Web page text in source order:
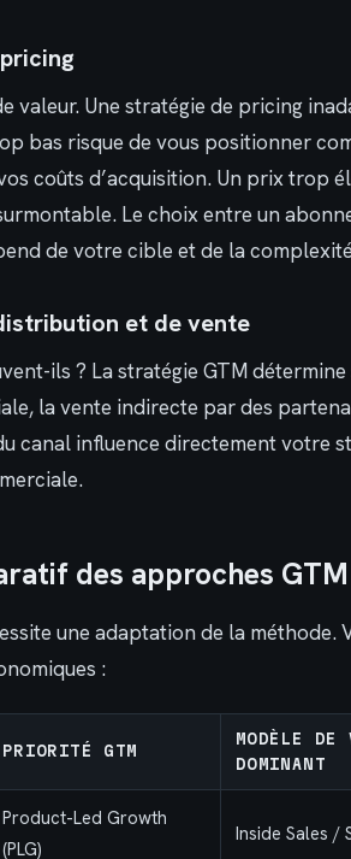
valeur. Une stratégie de pricing
bas risque de vous positionner
coûts d’acquisition. Un prix trop
Le choix entre un
de votre cible et de la
et de vente
ils ? La stratégie GTM
la vente indirecte par des
canal influence directement votre
des approches
une adaptation de la
:
PRIORITÉ GTM
MODÈLE DE
DOMINANT
Product-Led Growth
(PLG)
Inside Sales /